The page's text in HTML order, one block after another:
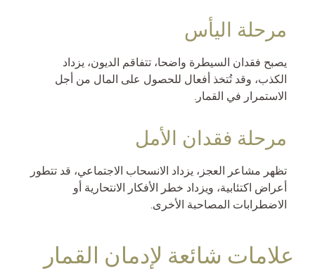
مرحلة اليأس
يصبح فقدان السيطرة واضحا، تتفاقم الديون، يزداد
الكذب، وقد تُتخذ أفعال للحصول على المال من أجل
الاستمرار في القمار.
مرحلة فقدان الأمل
تظهر مشاعر العجز، يزداد الانسحاب الاجتماعي، قد تتطور
أعراض اكتئابية، ويزداد خطر الأفكار الانتحارية أو
الاضطرابات المصاحبة الأخرى.
علامات شائعة لإدمان القمار